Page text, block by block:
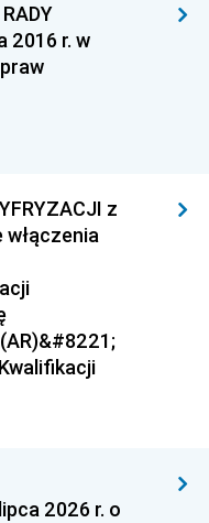
2016 r. w
z
włączenia
2026 r. o